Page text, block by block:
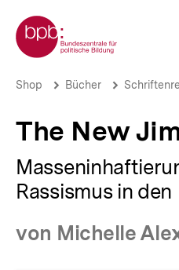
zum
Seiteninhalt
springen
Zur Startseite der bpb
The
Crow
bpb.de
Brotkrümelnavigation
Shop Bücher
The New
Rassismus in den
von Michelle